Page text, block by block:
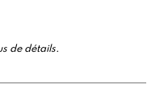
de détails.